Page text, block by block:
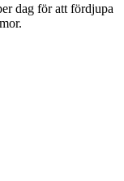
dag för att fördjupa